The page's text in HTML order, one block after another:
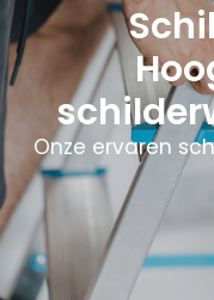
Onze ervaren